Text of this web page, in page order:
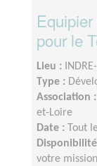
pour le
Lieu :
Type :
Association :
et-Loire
Date :
Tout
votre